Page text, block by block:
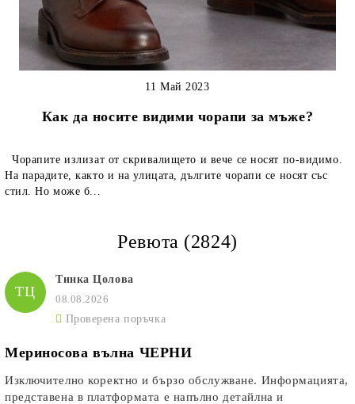
Как да носите видими чорапи за мъже?
11 Май 2023
Чорапите излизат от скривалището и вече се носят по-видимо.
На парадите, както и на улицата, дългите чорапи се носят със
стил. Но може б...
Ревюта (2824)
ТЦ
Тинка Цолова
08.08.2026
Проверена поръчка
Мериносова вълна ЧЕРНИ
Изключително коректно и бързо обслужване. Информацията,
представена в платформата е напълно детайлна и